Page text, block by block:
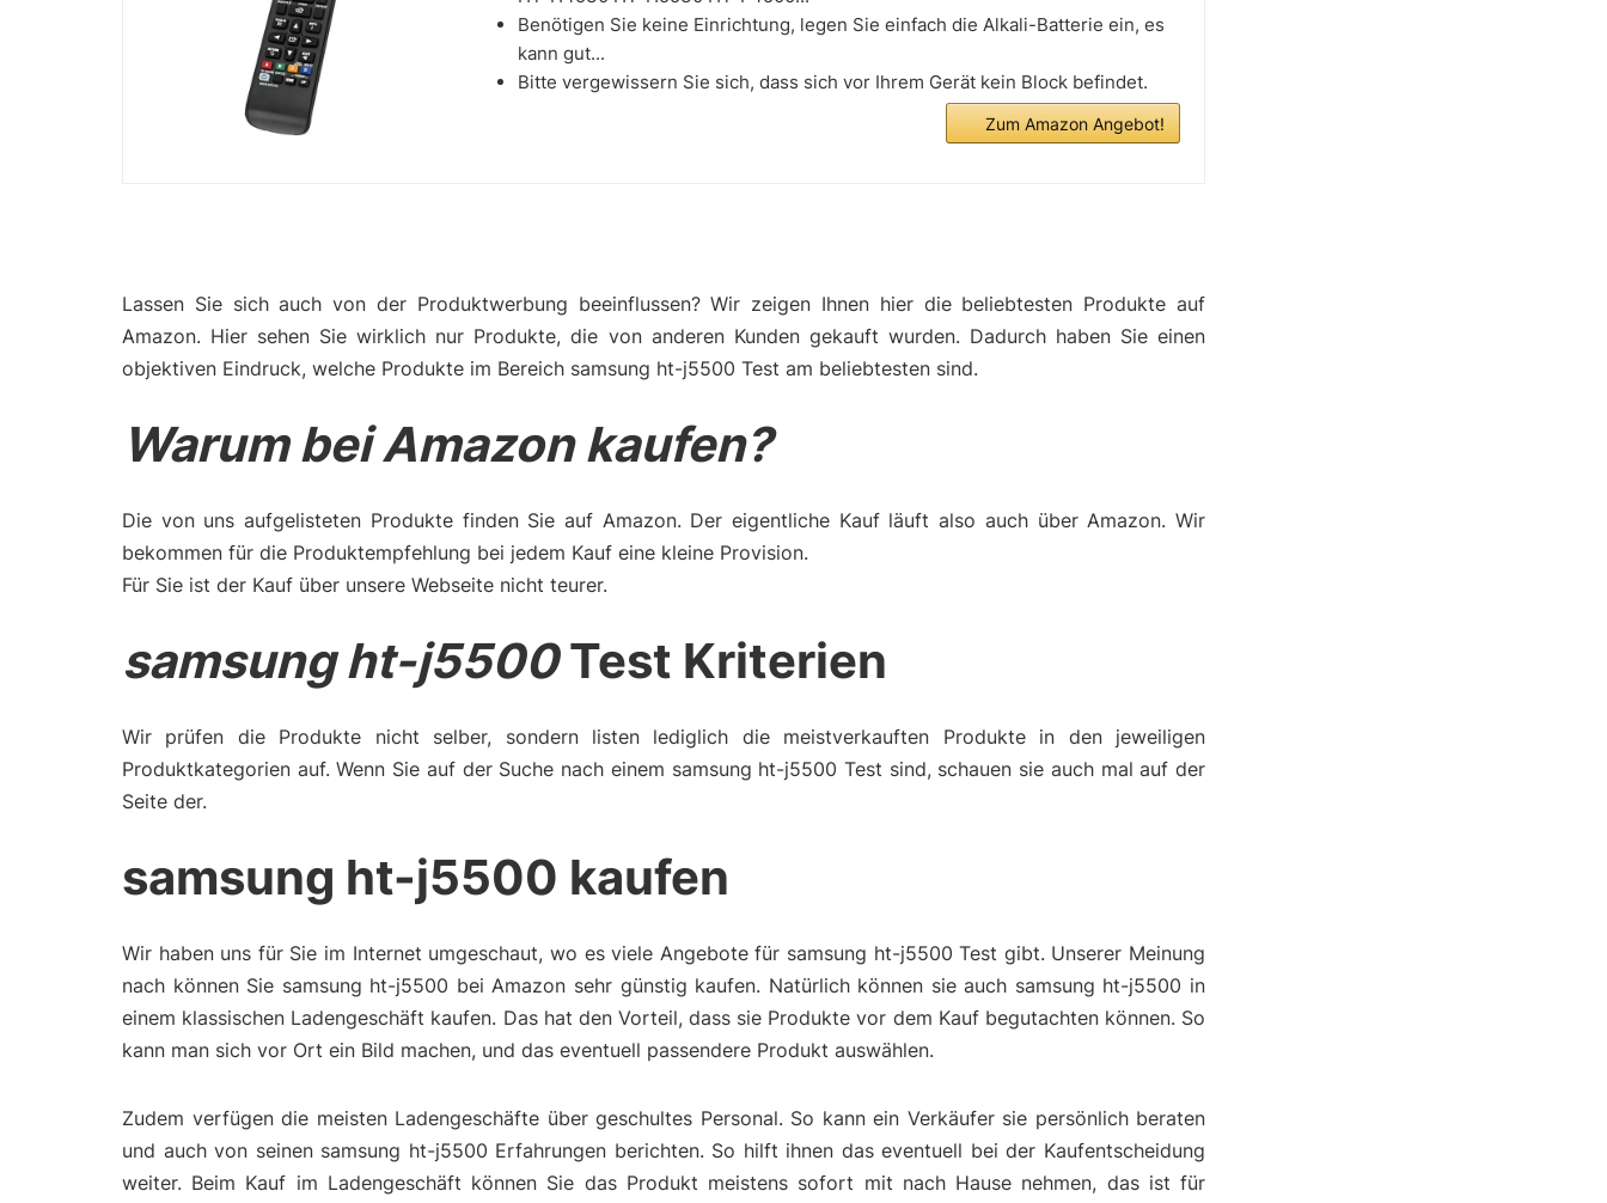
Benötigen Sie keine Einrichtung, legen Sie einfach die Alkali-Batterie ein, es
kann gut...
Bitte vergewissern Sie sich, dass sich vor Ihrem Gerät kein Block befindet.
Zum Amazon Angebot!
Lassen Sie sich auch von der Produktwerbung beeinflussen? Wir zeigen Ihnen hier die beliebtesten Produkte auf
Amazon. Hier sehen Sie wirklich nur Produkte, die von anderen Kunden gekauft wurden. Dadurch haben Sie einen
objektiven Eindruck, welche Produkte im Bereich samsung ht-j5500 Test am beliebtesten sind.
Warum bei Amazon kaufen?
Die von uns aufgelisteten Produkte finden Sie auf Amazon. Der eigentliche Kauf läuft also auch über Amazon. Wir
bekommen für die Produktempfehlung bei jedem Kauf eine kleine Provision.
Für Sie ist der Kauf über unsere Webseite nicht teurer.
samsung ht-j5500Test Kriterien
Wir prüfen die Produkte nicht selber, sondern listen lediglich die meistverkauften Produkte in den jeweiligen
Produktkategorien auf. Wenn Sie auf der Suche nach einem samsung ht-j5500 Test sind, schauen sie auch mal auf der
Seite der.
samsung ht-j5500 kaufen
Wir haben uns für Sie im Internet umgeschaut, wo es viele Angebote für samsung ht-j5500 Test gibt. Unserer Meinung
nach können Sie samsung ht-j5500 bei Amazon sehr günstig kaufen. Natürlich können sie auch samsung ht-j5500 in
einem klassischen Ladengeschäft kaufen. Das hat den Vorteil, dass sie Produkte vor dem Kauf begutachten können. So
kann man sich vor Ort ein Bild machen, und das eventuell passendere Produkt auswählen.
Zudem verfügen die meisten Ladengeschäfte über geschultes Personal. So kann ein Verkäufer sie persönlich beraten
und auch von seinen samsung ht-j5500 Erfahrungen berichten. So hilft ihnen das eventuell bei der Kaufentscheidung
weiter. Beim Kauf im Ladengeschäft können Sie das Produkt meistens sofort mit nach Hause nehmen, das ist für